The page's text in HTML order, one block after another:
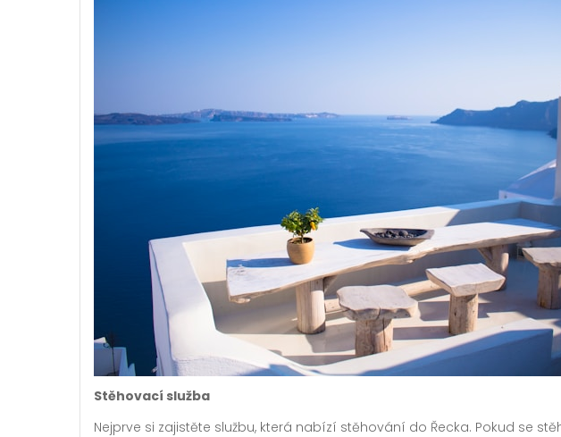
Stěhovací služba
Nejprve si zajistěte službu, která nabízí stěhování do Řecka. Pokud se